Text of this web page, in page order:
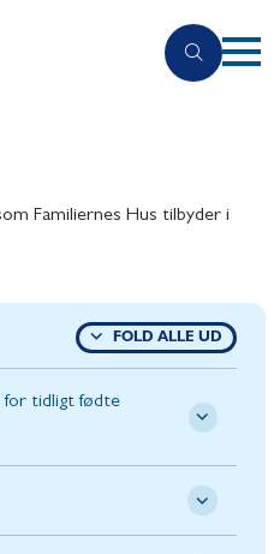
Familiernes Hus tilbyder i
FOLD ALLE UD
tidligt fødte